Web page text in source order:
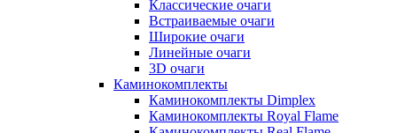
Классические очаги
Встраиваемые очаги
Широкие очаги
Линейные очаги
3D очаги
Каминокомплекты
Каминокомплекты Dimplex
Каминокомплекты Royal Flame